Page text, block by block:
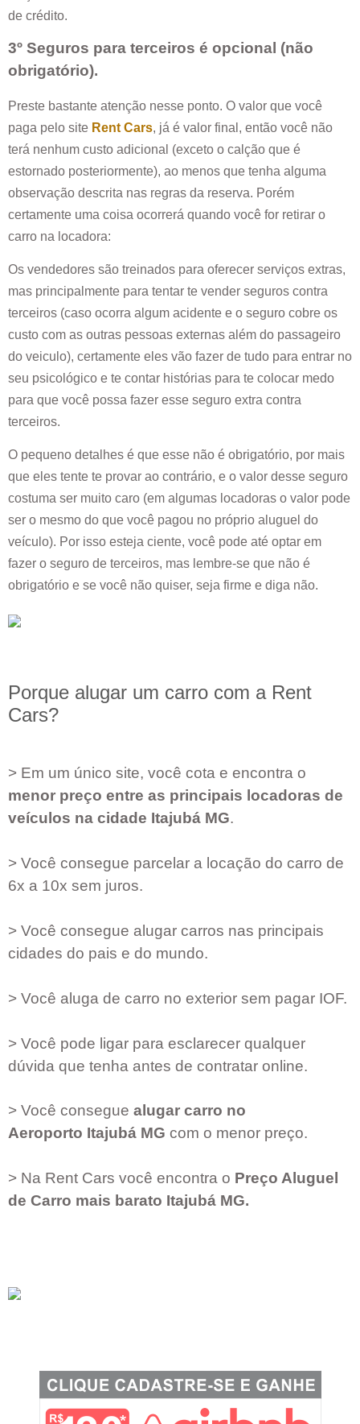
de crédito.
3º Seguros para terceiros é opcional (não
obrigatório).
Preste bastante atenção nesse ponto. O valor que você
paga pelo site Rent Cars, já é valor final, então você não
terá nenhum custo adicional (exceto o calção que é
estornado posteriormente), ao menos que tenha alguma
observação descrita nas regras da reserva. Porém
certamente uma coisa ocorrerá quando você for retirar o
carro na locadora:
Os vendedores são treinados para oferecer serviços extras,
mas principalmente para tentar te vender seguros contra
terceiros (caso ocorra algum acidente e o seguro cobre os
custo com as outras pessoas externas além do passageiro
do veiculo), certamente eles vão fazer de tudo para entrar no
seu psicológico e te contar histórias para te colocar medo
para que você possa fazer esse seguro extra contra
terceiros.
O pequeno detalhes é que esse não é obrigatório, por mais
que eles tente te provar ao contrário, e o valor desse seguro
costuma ser muito caro (em algumas locadoras o valor pode
ser o mesmo do que você pagou no próprio aluguel do
veículo). Por isso esteja ciente, você pode até optar em
fazer o seguro de terceiros, mas lembre-se que não é
obrigatório e se você não quiser, seja firme e diga não.
Porque alugar um carro com a Rent
Cars?
> Em um único site, você cota e encontra o
menor preço entre as principais locadoras de
veículos na cidade Itajubá MG.
> Você consegue parcelar a locação do carro de
6x a 10x sem juros.
> Você consegue alugar carros nas principais
cidades do pais e do mundo.
> Você aluga de carro no exterior sem pagar IOF.
> Você pode ligar para esclarecer qualquer
dúvida que tenha antes de contratar online.
> Você consegue alugar carro no
Aeroporto Itajubá MG com o menor preço.
> Na Rent Cars você encontra o Preço Aluguel
de Carro mais barato Itajubá MG.